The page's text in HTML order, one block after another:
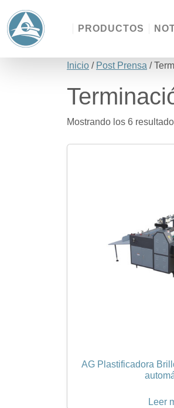
PRODUCTOS
Inicio / Post Prensa /
Mostrando los 6
AG Plastificadora
Leer